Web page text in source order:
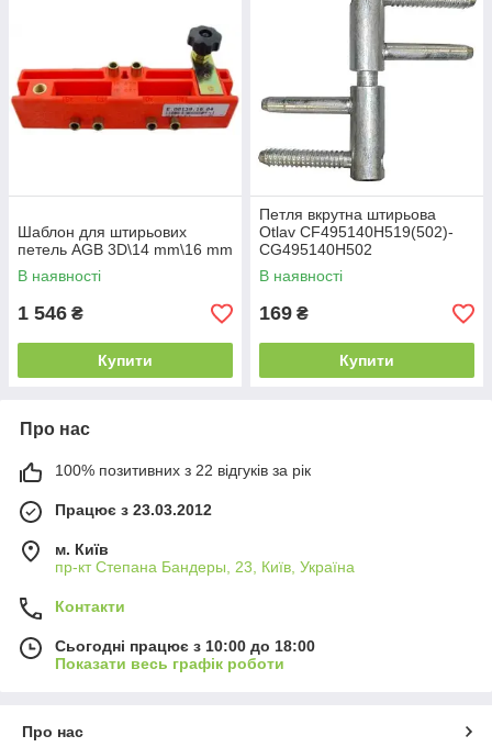
Шаблон для штирьових
петель AGB 3D\14 mm\16 mm
В наявності
1 546 ₴
Купити
Петля вкрутна штирьова
Otlav CF495140H519(502)-
CG495140H502
В наявності
169 ₴
Купити
Про нас
100% позитивних з 22 відгуків за рік
Працює з 23.03.2012
м. Київ
пр-кт Степана Бандеры, 23, Київ, Україна
Контакти
Сьогодні працює з 10:00 до 18:00
Показати весь графік роботи
Про нас